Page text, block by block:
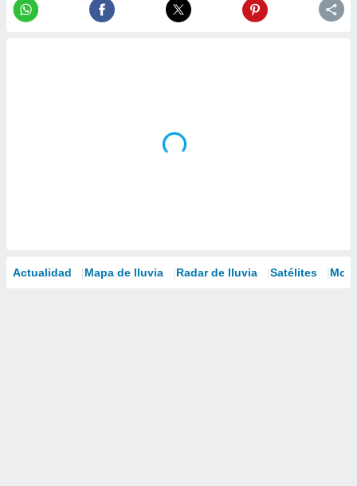
Actualidad Mapa de lluvia Radar de lluvia Satélites